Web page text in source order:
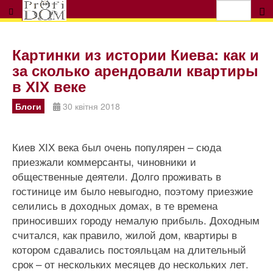
Картинки из истории Киева: как и
за сколько арендовали квартиры
в ХІХ веке
Блоги 30 квітня 2018
Киев ХІХ века был очень популярен – сюда
приезжали коммерсанты, чиновники и
общественные деятели. Долго проживать в
гостинице им было невыгодно, поэтому приезжие
селились в доходных домах, в те времена
приносивших городу немалую прибыль. Доходным
считался, как правило, жилой дом, квартиры в
котором сдавались постояльцам на длительный
срок – от нескольких месяцев до нескольких лет.